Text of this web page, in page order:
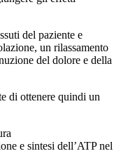
del paziente e
un rilassamento
del dolore e della
di ottenere quindi un
e sintesi dell’ATP nel